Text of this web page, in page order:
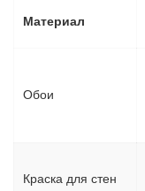
Материал
Обои
Краска для стен